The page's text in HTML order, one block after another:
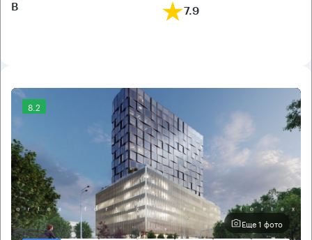
B 7.9
8.2
Еще 1 фото